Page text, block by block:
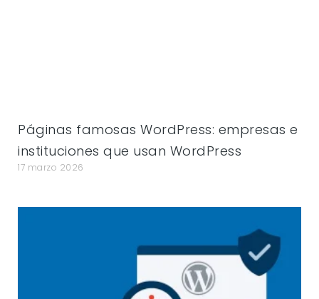
Páginas famosas WordPress: empresas e
instituciones que usan WordPress
17 marzo 2026